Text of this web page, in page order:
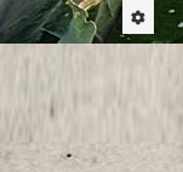
projekta
Lokalnog odbora
Instituta,